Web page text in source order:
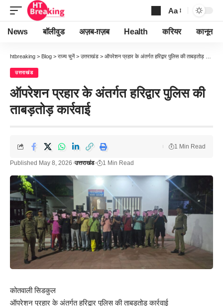
Font
Resizer
Aa
News बॉलीवुड अज़ब-ग़ज़ब Health करियर कानून
htbreaking > Blog > राज्य चुनें > उत्तराखंड > ऑपरेशन प्रहार के अंतर्गत हरिद्वार पुलिस की ताबड़तोड़ कार्रवाई
उत्तराखंड
ऑपरेशन प्रहार के अंतर्गत हरिद्वार पुलिस की
ताबड़तोड़ कार्रवाई
Published May 8, 2026 उत्तराखंड 1 Min Read
1 Min Read
कोतवाली सिडकुल
ऑपरेशन प्रहार के अंतर्गत हरिद्वार पुलिस की ताबड़तोड़ कार्रवाई